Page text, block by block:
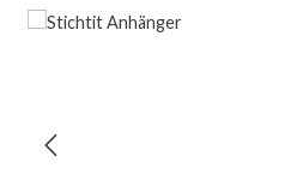
Bildergalerie überspringen